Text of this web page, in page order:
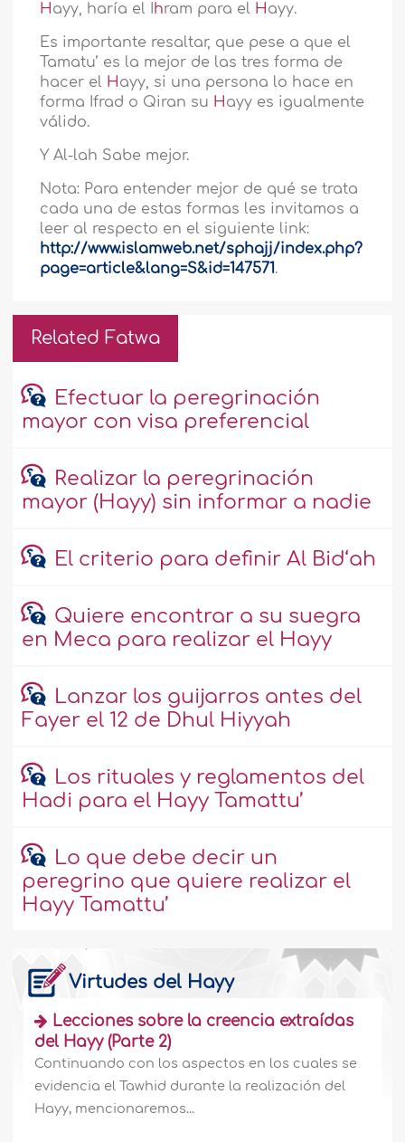
Hayy, haría el I hram para el Hayy.
Es importante resaltar, que pese a que el
Tamatu’ es la mejor de las tres forma de
hacer el Hayy, si una persona lo hace en
forma Ifrad o Qiran su Hayy es igualmente
válido.
Y Al-lah Sabe mejor.
Nota: Para entender mejor de qué se trata
cada una de estas formas les invitamos a
leer al respecto en el siguiente link:
http://www.islamweb.net/sphajj/index.php?
page=article&lang=S&id=147571.
Related Fatwa
Efectuar la peregrinación
mayor con visa preferencial
Realizar la peregrinación
mayor (Hayy) sin informar a nadie
El criterio para definir Al Bid‘ah
Quiere encontrar a su suegra
en Meca para realizar el Hayy
Lanzar los guijarros antes del
Fayer el 12 de Dhul Hiyyah
Los rituales y reglamentos del
Hadi para el Hayy Tamattu’
Lo que debe decir un
peregrino que quiere realizar el
Hayy Tamattu’
Virtudes del Hayy
Lecciones sobre la creencia extraídas
del Hayy (Parte 2)
Continuando con los aspectos en los cuales se
evidencia el Tawhid durante la realización del
Hayy, mencionaremos...